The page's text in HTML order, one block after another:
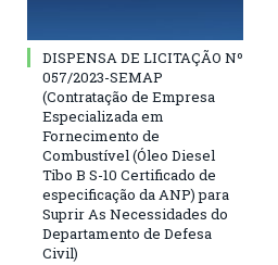
DISPENSA DE LICITAÇÃO Nº
057/2023-SEMAP
(Contratação de Empresa
Especializada em
Fornecimento de
Combustível (Óleo Diesel
Tibo B S-10 Certificado de
especificação da ANP) para
Suprir As Necessidades do
Departamento de Defesa
Civil)